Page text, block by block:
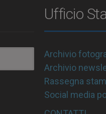
Ufficio
Archivio
Archivio
Rassegna
Social media